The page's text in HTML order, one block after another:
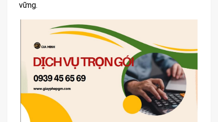
vững.